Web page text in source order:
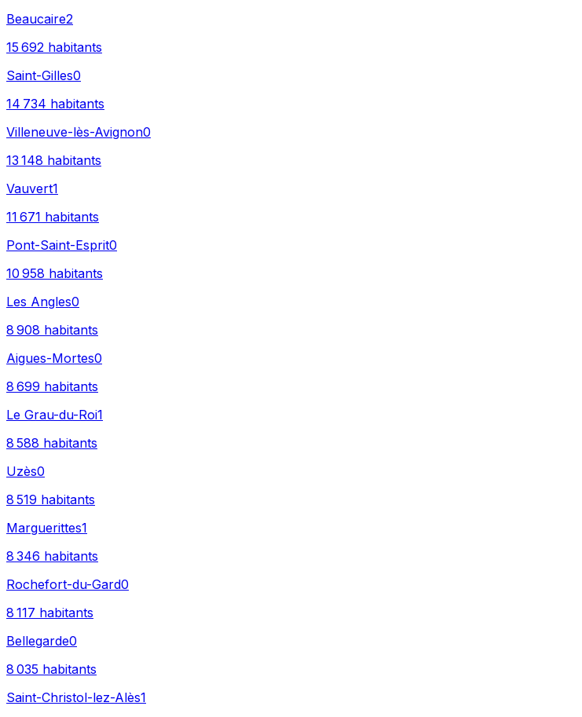
Beaucaire2
15 692 habitants
Saint-Gilles0
14 734 habitants
Villeneuve-lès-Avignon0
13 148 habitants
Vauvert1
11 671 habitants
Pont-Saint-Esprit0
10 958 habitants
Les Angles0
8 908 habitants
Aigues-Mortes0
8 699 habitants
Le Grau-du-Roi1
8 588 habitants
Uzès0
8 519 habitants
Marguerittes1
8 346 habitants
Rochefort-du-Gard0
8 117 habitants
Bellegarde0
8 035 habitants
Saint-Christol-lez-Alès1